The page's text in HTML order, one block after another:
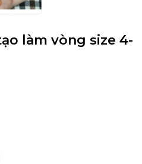
làm vòng size 4-